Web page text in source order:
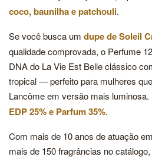
coco, baunilha e patchouli.
Se você busca um dupe de Soleil
qualidade comprovada, o Perfume
DNA do La Vie Est Belle clássico
tropical — perfeito para mulheres
Lancôme em versão mais
EDP 25% e Parfum 35%.
Com mais de 10 anos de atuação
mais de 150 fragrâncias no